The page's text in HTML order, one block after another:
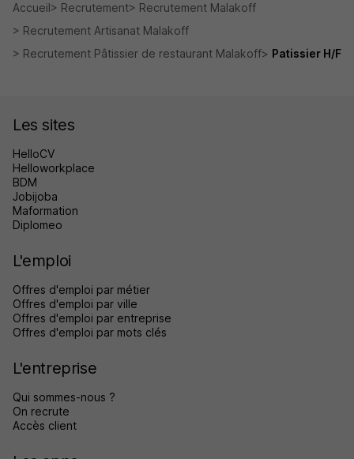
Accueil Recrutement
Recrutement Malakoff
Recrutement Artisanat Malakoff
Recrutement Pâtissier de restaurant Malakoff
Patissier H/F
Les sites
HelloCV
Helloworkplace
BDM
Jobijoba
Maformation
Diplomeo
L'emploi
Offres d'emploi par métier
Offres d'emploi par ville
Offres d'emploi par entreprise
Offres d'emploi par mots clés
L'entreprise
Qui sommes-nous ?
On recrute
Accès client